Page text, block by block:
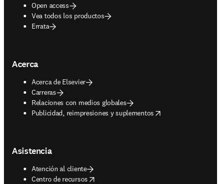
Open access
Vea todos los productos
Errata
Acerca
Acerca de Elsevier
Carreras
Relaciones con medios globales
Publicidad, reimpresiones y suplementos
opens in new tab/window
Asistencia
Atención al cliente
Centro de recursos
opens in new tab/window